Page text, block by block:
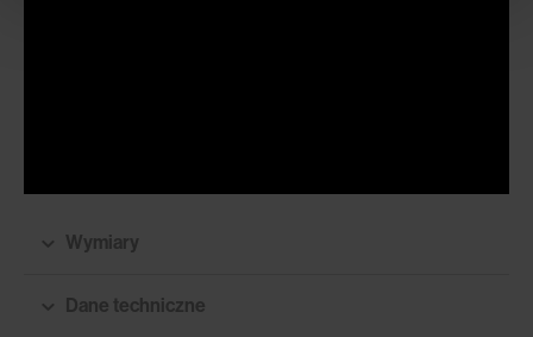
Wymiary
Dane techniczne